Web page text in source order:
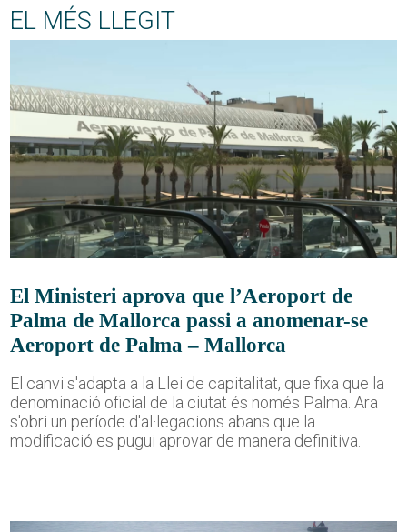
EL MÉS LLEGIT
El Ministeri aprova que l’Aeroport de
Palma de Mallorca passi a anomenar-se
Aeroport de Palma – Mallorca
El canvi s'adapta a la Llei de capitalitat, que fixa que la
denominació oficial de la ciutat és només Palma. Ara
s'obri un període d'al·legacions abans que la
modificació es pugui aprovar de manera definitiva.